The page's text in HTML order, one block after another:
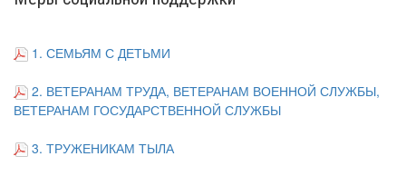
1. СЕМЬЯМ С ДЕТЬМИ
2. ВЕТЕРАНАМ ТРУДА, ВЕТЕРАНАМ ВОЕННОЙ СЛУЖБЫ,
ВЕТЕРАНАМ ГОСУДАРСТВЕННОЙ СЛУЖБЫ
3. ТРУЖЕНИКАМ ТЫЛА